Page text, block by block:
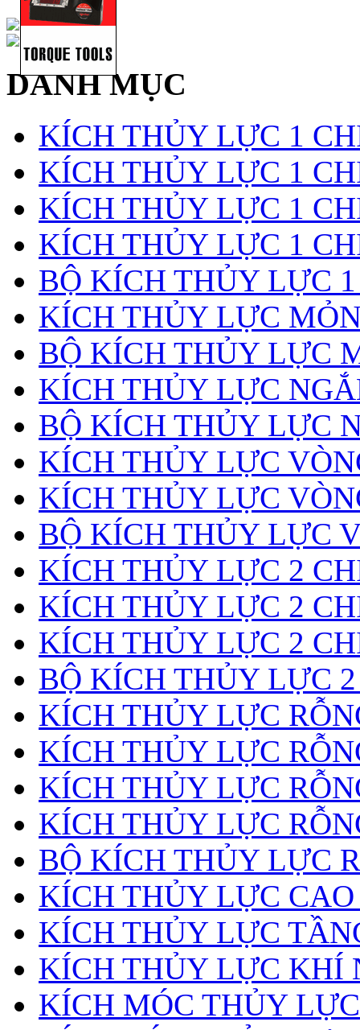
DANH MỤC
KÍCH THỦY LỰC 1
KÍCH THỦY LỰC 1
KÍCH THỦY LỰC 1
KÍCH THỦY LỰC 1
BỘ KÍCH THỦY LỰC
KÍCH THỦY LỰC
BỘ KÍCH THỦY LỰC
KÍCH THỦY LỰC
BỘ KÍCH THỦY LỰC
KÍCH THỦY LỰC
KÍCH THỦY LỰC
BỘ KÍCH THỦY LỰC
KÍCH THỦY LỰC 2
KÍCH THỦY LỰC 2
KÍCH THỦY LỰC 2
BỘ KÍCH THỦY LỰC
KÍCH THỦY LỰC
KÍCH THỦY LỰC
KÍCH THỦY LỰC
KÍCH THỦY LỰC
BỘ KÍCH THỦY LỰC
KÍCH THỦY LỰC
KÍCH THỦY LỰC
KÍCH THỦY LỰC KHÍ
KÍCH MÓC THỦY LỰC